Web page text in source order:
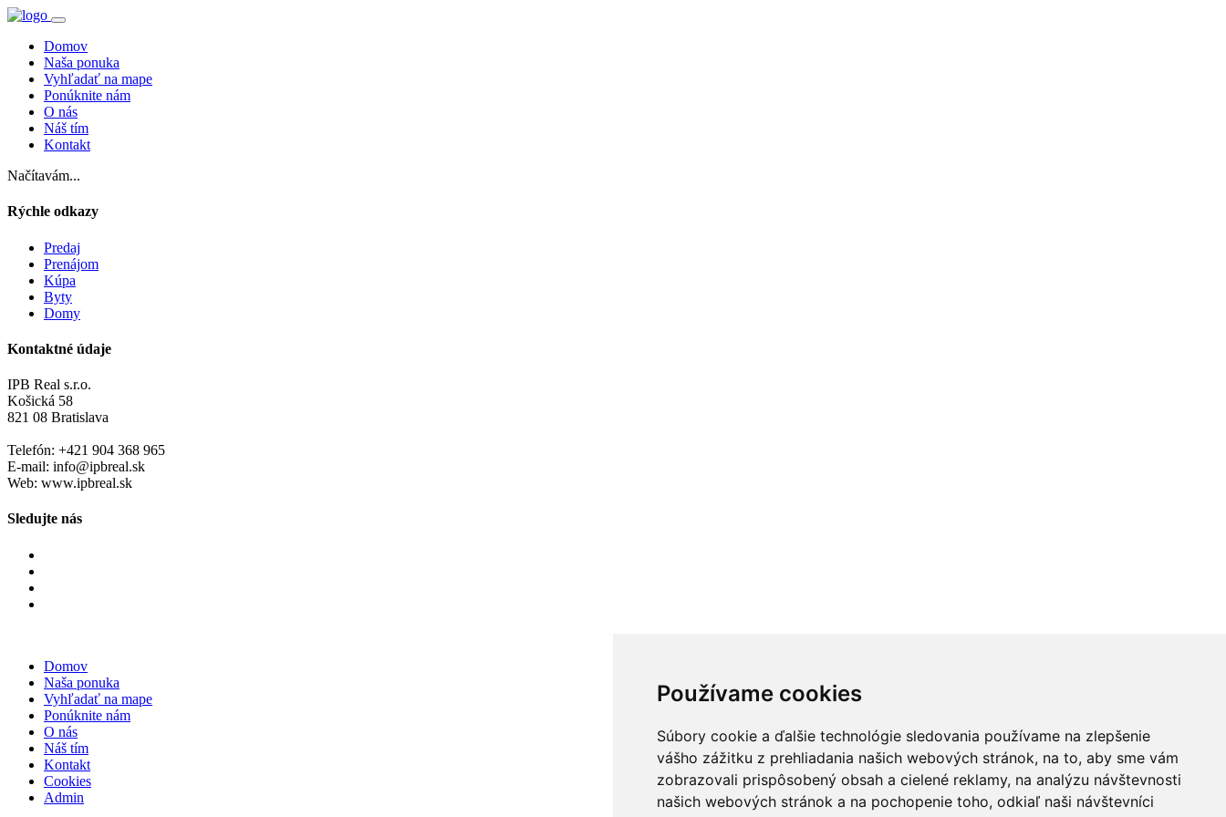
Používame cookies
Súbory cookie a ďalšie technológie sledovania používame na zlepšenie
vášho zážitku z prehliadania našich webových stránok, na to, aby sme vám
zobrazovali prispôsobený obsah a cielené reklamy, na analýzu návštevnosti
našich webových stránok a na pochopenie toho, odkiaľ naši návštevníci
Domov
Naša ponuka
Vyhľadať na mape
Ponúknite nám
O nás
Náš tím
Kontakt
Načítavám...
Rýchle odkazy
Predaj
Prenájom
Kúpa
Byty
Domy
Kontaktné údaje
IPB Real s.r.o.
Košická 58
821 08 Bratislava
Telefón: +421 904 368 965
E-mail: info@ipbreal.sk
Web: www.ipbreal.sk
Sledujte nás
Domov
Naša ponuka
Vyhľadať na mape
Ponúknite nám
O nás
Náš tím
Kontakt
Cookies
Admin